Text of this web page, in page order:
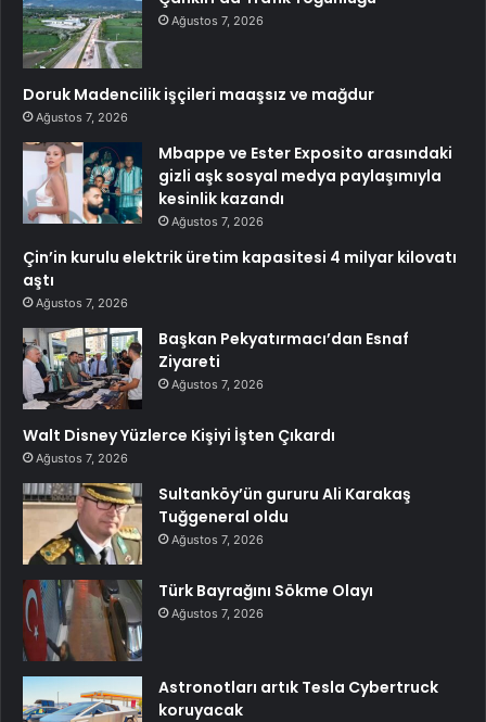
Ağustos 7, 2026
Doruk Madencilik işçileri maaşsız ve mağdur
Ağustos 7, 2026
Mbappe ve Ester Exposito arasındaki
gizli aşk sosyal medya paylaşımıyla
kesinlik kazandı
Ağustos 7, 2026
Çin’in kurulu elektrik üretim kapasitesi 4 milyar kilovatı
aştı
Ağustos 7, 2026
Başkan Pekyatırmacı’dan Esnaf
Ziyareti
Ağustos 7, 2026
Walt Disney Yüzlerce Kişiyi İşten Çıkardı
Ağustos 7, 2026
Sultanköy’ün gururu Ali Karakaş
Tuğgeneral oldu
Ağustos 7, 2026
Türk Bayrağını Sökme Olayı
Ağustos 7, 2026
Astronotları artık Tesla Cybertruck
koruyacak